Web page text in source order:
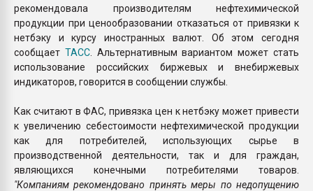
рекомендовала производителям нефтехимической
продукции при ценообразовании отказаться от привязки к
нетбэку и курсу иностранных валют. Об этом сегодня
сообщает ТАСС. Альтернативным вариантом может стать
использование российских биржевых и внебиржевых
индикаторов, говорится в сообщении службы.
Как считают в ФАС, привязка цен к нетбэку может привести
к увеличению себестоимости нефтехимической продукции
как для потребителей, использующих сырье в
производственной деятельности, так и для граждан,
являющихся конечными потребителями товаров.
"Компаниям рекомендовано принять меры по недопущению